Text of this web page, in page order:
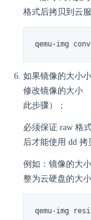
格式后拷贝到云服
qemu-img
如果镜像的大小
修改镜像的大小
此步骤）；
必须保证 raw 格
后才能使用 dd 拷
例如：镜像的大
整为云硬盘的大小
qemu-img